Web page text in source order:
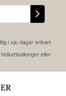
i sju dagar enbart
eller